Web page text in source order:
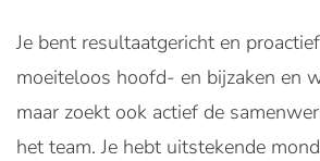
Je bent resultaatgericht en
moeiteloos hoofd- en bijzaken en
maar zoekt ook actief de
het team. Je hebt uitstekende